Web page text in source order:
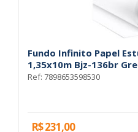
Fundo Infinito Papel
1,35x10m Bjz-136br
Ref: 7898653598530
R$ 231,00